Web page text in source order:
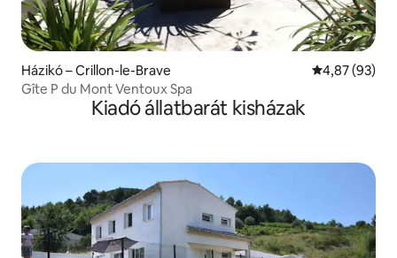
Házikó – Crillon-le-Brave Átlagos
4,87 (93)
Gîte P du Mont Ventoux Spa
Kiadó állatbarát kisházak